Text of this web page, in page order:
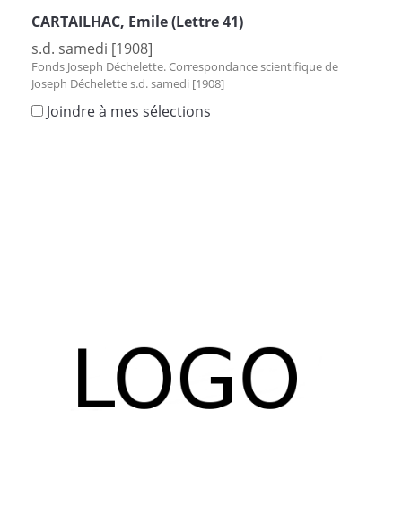
CARTAILHAC, Emile (Lettre 41)
s.d. samedi [1908]
Fonds Joseph Déchelette. Correspondance scientifique de
Joseph Déchelette s.d. samedi [1908]
Joindre à mes sélections